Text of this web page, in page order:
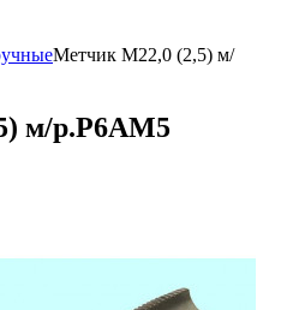
Метчик М22,0 (2,5) м/
м/р.Р6АМ5